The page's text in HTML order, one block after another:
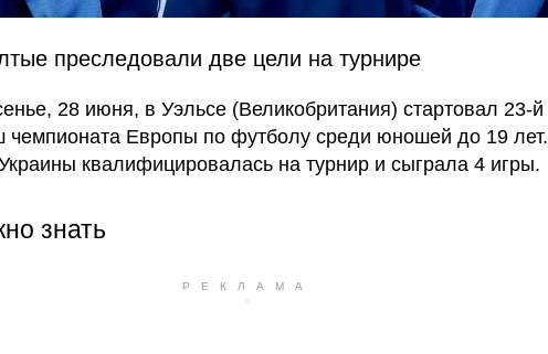
преследовали две цели на турнире
28 июня, в Уэльсе (Великобритания) стартовал 23-й
чемпионата Европы по футболу среди юношей до 19 лет.
квалифицировалась на турнир и сыграла 4 игры.
знать